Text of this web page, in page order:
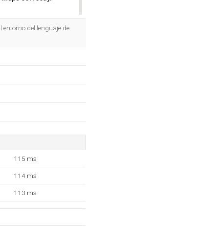
del lenguaje de
115 ms
114 ms
113 ms